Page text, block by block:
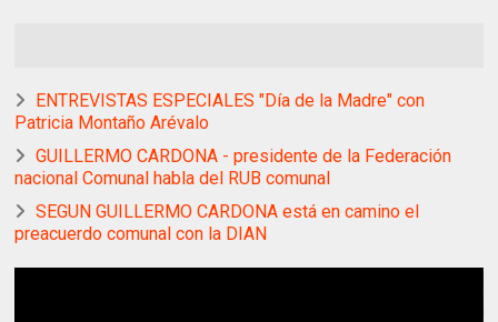
ENTREVISTAS ESPECIALES "Día de la Madre" con
Patricia Montaño Arévalo
GUILLERMO CARDONA - presidente de la Federación
nacional Comunal habla del RUB comunal
SEGUN GUILLERMO CARDONA está en camino el
preacuerdo comunal con la DIAN